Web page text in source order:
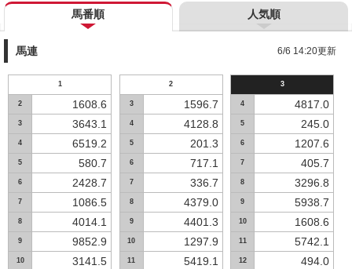
馬番順 人気順
馬連 6/6 14:20更新
1
2 1608.6
3 3643.1
4 6519.2
5 580.7
6 2428.7
7 1086.5
8 4014.1
9 9852.9
10 3141.5
2
3 1596.7
4 4128.8
5 201.3
6 717.1
7 336.7
8 4379.0
9 4401.3
10 1297.9
11 5419.1
3
4 4817.0
5 245.0
6 1207.6
7 405.7
8 3296.8
9 5938.7
10 1608.6
11 5742.1
12 494.0